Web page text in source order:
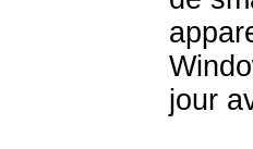
jour